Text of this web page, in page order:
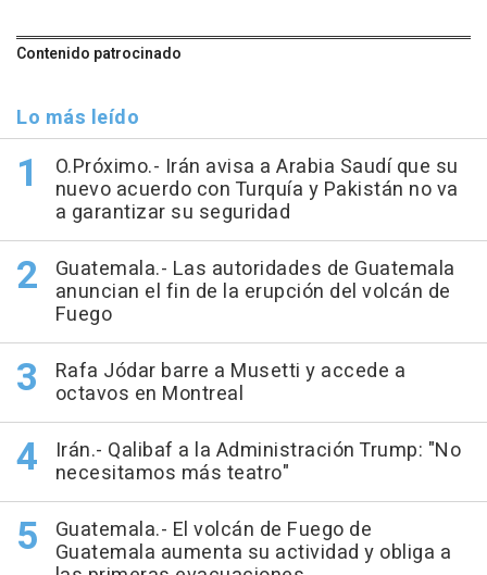
Contenido patrocinado
Lo más leído
O.Próximo.- Irán avisa a Arabia Saudí que su
nuevo acuerdo con Turquía y Pakistán no va
a garantizar su seguridad
Guatemala.- Las autoridades de Guatemala
anuncian el fin de la erupción del volcán de
Fuego
Rafa Jódar barre a Musetti y accede a
octavos en Montreal
Irán.- Qalibaf a la Administración Trump: "No
necesitamos más teatro"
Guatemala.- El volcán de Fuego de
Guatemala aumenta su actividad y obliga a